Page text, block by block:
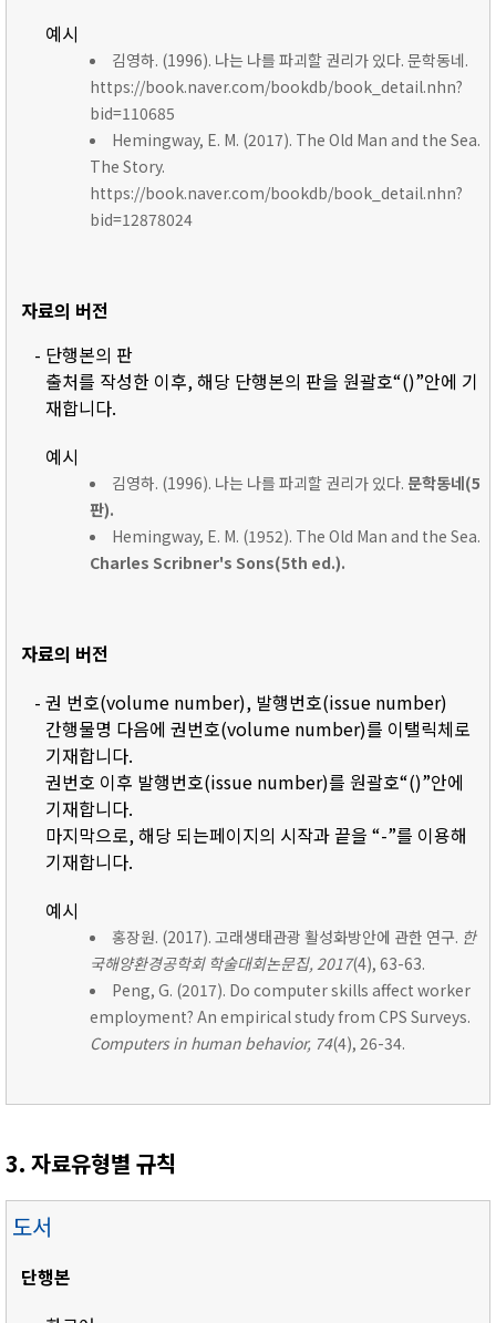
예시
김영하. (1996). 나는 나를 파괴할 권리가 있다. 문학동네.
https://book.naver.com/bookdb/book_detail.nhn?
bid=110685
Hemingway, E. M. (2017). The Old Man and the Sea.
The Story.
https://book.naver.com/bookdb/book_detail.nhn?
bid=12878024
자료의 버전
- 단행본의 판
출처를 작성한 이후, 해당 단행본의 판을 원괄호“()”안에 기
재합니다.
예시
김영하. (1996). 나는 나를 파괴할 권리가 있다. 문학동네(5
판).
Hemingway, E. M. (1952). The Old Man and the Sea.
Charles Scribner's Sons(5th ed.).
자료의 버전
- 권 번호(volume number), 발행번호(issue number)
간행물명 다음에 권번호(volume number)를 이탤릭체로
기재합니다.
권번호 이후 발행번호(issue number)를 원괄호“()”안에
기재합니다.
마지막으로, 해당 되는페이지의 시작과 끝을 “-”를 이용해
기재합니다.
예시
홍장원. (2017). 고래생태관광 활성화방안에 관한 연구. 한
국해양환경공학회 학술대회논문집, 2017(4), 63-63.
Peng, G. (2017). Do computer skills affect worker
employment? An empirical study from CPS Surveys.
Computers in human behavior, 74(4), 26-34.
3. 자료유형별 규칙
도서
단행본